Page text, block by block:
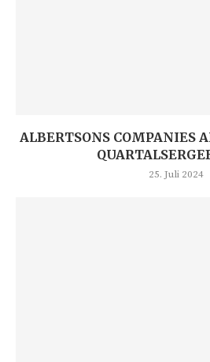
ALBERTSONS COMPANIES
25. Juli 2024